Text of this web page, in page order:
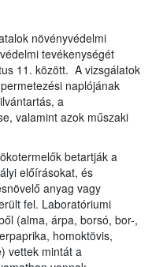
növényvédelmi
tevékenységét
11. között. A vizsgálatok
naplójának
a
valamint azok műszaki
betartják a
előírásokat, és
anyag vagy
fel. Laboratóriumi
(alma, árpa, borsó, bor-,
homoktövis,
vettek mintát a